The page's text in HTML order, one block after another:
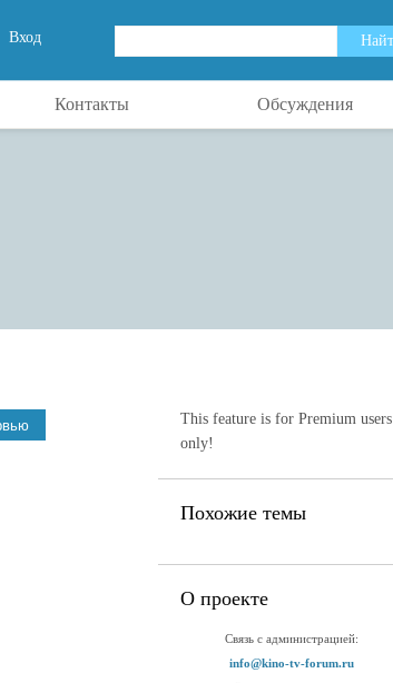
Вход
Контакты Обсуждения
This feature is for Premium users
only!
Похожие темы
О проекте
Связь с администрацией:
info@kino-tv-forum.ru